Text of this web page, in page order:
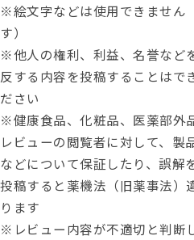
※絵文字などは使用できません
す）
※他人の権利、利益、名誉など
反する内容を投稿することはで
ださい
※健康食品、化粧品、医薬部外
レビューの閲覧者に対して、製
などについて保証したり、誤解
投稿すると薬機法（旧薬事法）
ります
※レビュー内容が不適切と判断